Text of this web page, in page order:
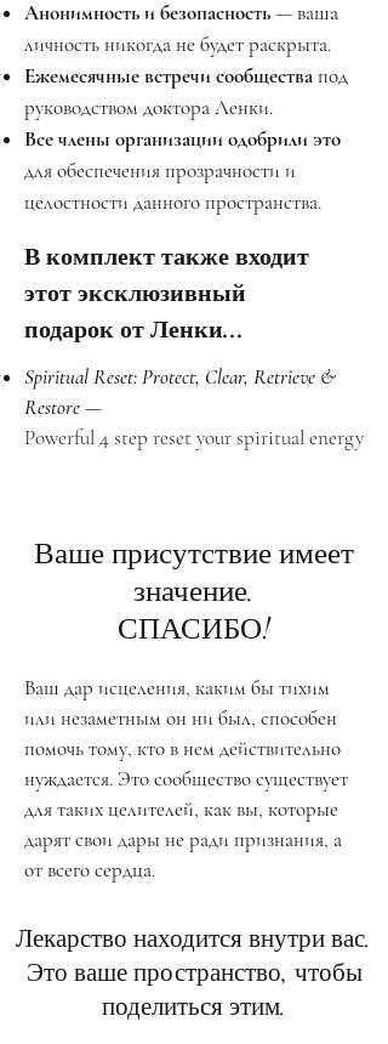
Анонимность и безопасность— ваша
личность никогда не будет раскрыта.
Ежемесячные встречи сообществапод
руководством доктора Ленки.
Все члены организации одобрили это
для обеспечения прозрачности и
целостности данного пространства.
В комплект также входит
этот эксклюзивный
подарок от Ленки...
Spiritual Reset: Protect, Clear, Retrieve &
Restore—
Powerful 4 step reset your spiritual energy
Ваше присутствие имеет
значение.
СПАСИБО!
Ваш дар исцеления, каким бы тихим
или незаметным он ни был, способен
помочь тому, кто в нем действительно
нуждается. Это сообщество существует
для таких целителей, как вы, которые
дарят свои дары не ради признания, а
от всего сердца.
Лекарство находится внутри вас.
Это ваше пространство, чтобы
поделиться этим.